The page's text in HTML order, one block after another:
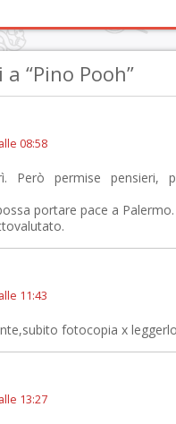
“Pino Pooh”
08:58
Però permise pensieri,
portare pace a Palermo.
11:43
fotocopia x
13:27